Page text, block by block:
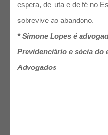
espera, de luta e de fé no
sobrevive ao abandono.
* Simone Lopes é
Previdenciário e sócia do
Advogados